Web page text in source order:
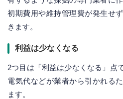
初期費用や維持管理費が発生せ
きます。
利益は少なくなる
2つ目は「利益は少なくなる」点
電気代などが業者から引かれる
ます。